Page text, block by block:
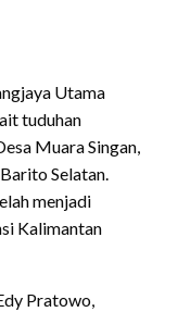
Utama
tuduhan
Muara Singan,
Selatan.
menjadi
Kalimantan
Pratowo,